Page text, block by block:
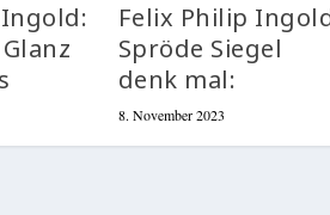
Felix Philip
Spröde Siegel
denk mal:
8. November 2023